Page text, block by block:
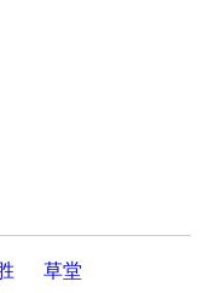
草堂